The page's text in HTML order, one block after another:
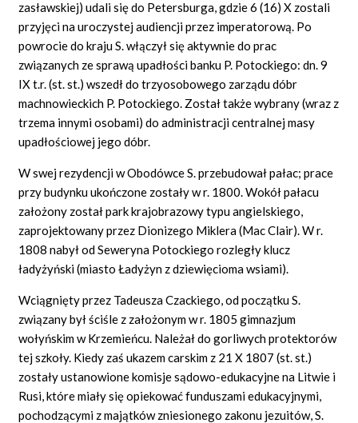
zasławskiej) udali się do Petersburga, gdzie 6 (16) X zostali
przyjęci na uroczystej audiencji przez imperatorową. Po
powrocie do kraju S. włączył się aktywnie do prac
związanych ze sprawą upadłości banku P. Potockiego: dn. 9
IX t.r. (st. st.) wszedł do trzyosobowego zarządu dóbr
machnowieckich P. Potockiego. Został także wybrany (wraz z
trzema innymi osobami) do administracji centralnej masy
upadłościowej jego dóbr.
W swej rezydencji w Obodówce S. przebudował pałac; prace
przy budynku ukończone zostały w r. 1800. Wokół pałacu
założony został park krajobrazowy typu angielskiego,
zaprojektowany przez Dionizego Miklera (Mac Clair). W r.
1808 nabył od Seweryna Potockiego rozległy klucz
ładyżyński (miasto Ładyżyn z dziewięcioma wsiami).
Wciągnięty przez Tadeusza Czackiego, od początku S.
związany był ściśle z założonym w r. 1805 gimnazjum
wołyńskim w Krzemieńcu. Należał do gorliwych protektorów
tej szkoły. Kiedy zaś ukazem carskim z 21 X 1807 (st. st.)
zostały ustanowione komisje sądowo-edukacyjne na Litwie i
Rusi, które miały się opiekować funduszami edukacyjnymi,
pochodzącymi z majątków zniesionego zakonu jezuitów, S.